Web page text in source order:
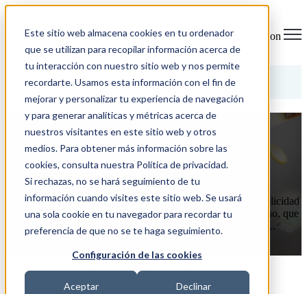
Este sitio web almacena cookies en tu ordenador
que se utilizan para recopilar información acerca de
tu interacción con nuestro sitio web y nos permite
recordarte. Usamos esta información con el fin de
mejorar y personalizar tu experiencia de navegación
y para generar analíticas y métricas acerca de
nuestros visitantes en este sitio web y otros
medios. Para obtener más información sobre las
cookies, consulta nuestra Política de privacidad.
Si rechazas, no se hará seguimiento de tu
información cuando visites este sitio web. Se usará
una sola cookie en tu navegador para recordar tu
preferencia de que no se te haga seguimiento.
Configuración de las cookies
Aceptar Declinar
Open main navigation
Categorías
¿Cuánto cuesta hacer publicidad en
Facebook?
26/04/19 13:24
Gracias a Facebook las pequeñas empresas pueden hacer publicidad
a golpe de clic y con cualquier presupuesto. Es posible, incluso, que
puedan competir contra las grandes multinacionales si saben ...
Artículos relacionadossocial media (2)